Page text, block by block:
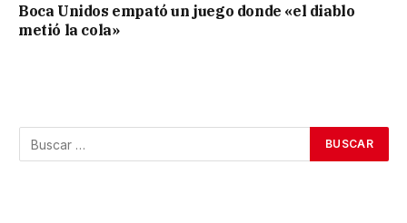
Boca Unidos empató un juego donde «el diablo
metió la cola»